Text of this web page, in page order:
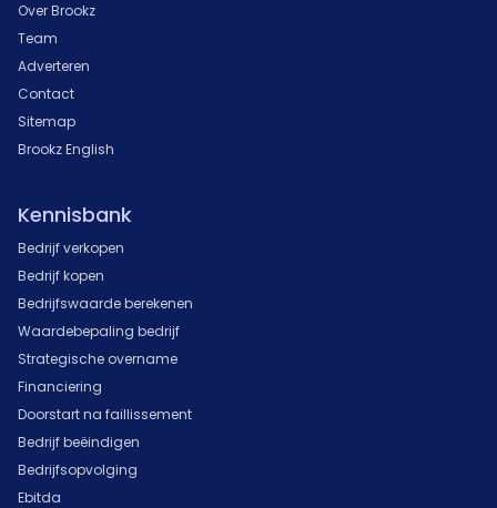
Over Brookz
Team
Adverteren
Contact
Sitemap
Brookz English
Kennisbank
Bedrijf verkopen
Bedrijf kopen
Bedrijfswaarde berekenen
Waardebepaling bedrijf
Strategische overname
Financiering
Doorstart na faillissement
Bedrijf beëindigen
Bedrijfsopvolging
Ebitda